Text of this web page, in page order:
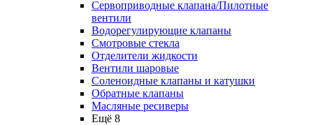
Сервоприводные клапана/Пилотные
вентили
Водорегулирующие клапаны
Смотровые стекла
Отделители жидкости
Вентили шаровые
Соленоидные клапаны и катушки
Обратные клапаны
Масляные ресиверы
Ещё 8